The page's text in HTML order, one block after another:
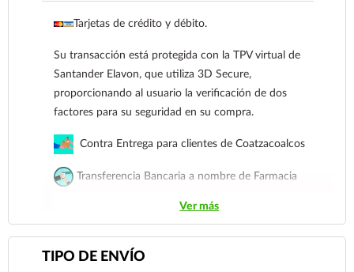
Tarjetas de crédito y débito.
Su transacción está protegida con la TPV virtual de
Santander Elavon, que utiliza 3D Secure,
proporcionando al usuario la verificación de dos
factores para su seguridad en su compra.
Contra Entrega para clientes de Coatzacoalcos
Transferencia Bancaria a nombre de Farmacia
cuenta: Clave: 014854655008143954
Para esta forma de pago el cliente deberá enviar su
comprobante de pago a al siguiente correo
Ver más
TIPO DE ENVÍO